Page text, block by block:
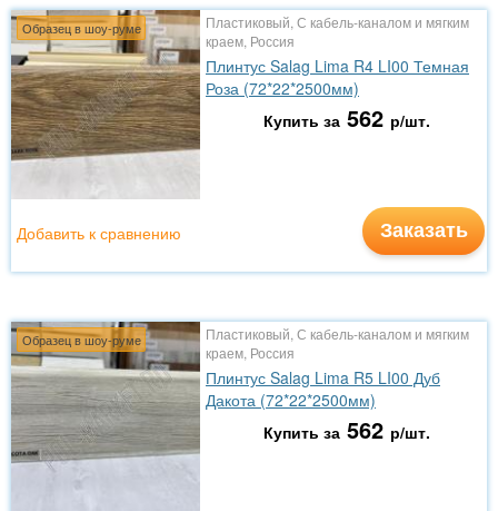
Образец в шоу-руме
Пластиковый, С кабель-каналом и мягким
краем, Россия
Плинтус Salag Lima R4 LI00 Темная
Роза (72*22*2500мм)
Купить за 562 р/шт.
Заказать
Добавить к сравнению
Образец в шоу-руме
Пластиковый, С кабель-каналом и мягким
краем, Россия
Плинтус Salag Lima R5 LI00 Дуб
Дакота (72*22*2500мм)
Купить за 562 р/шт.